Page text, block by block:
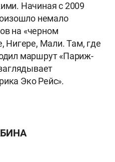
Начиная с 2009
немало
на «черном
Нигере, Мали. Там, где
маршрут «Париж-
Эко Рейс».